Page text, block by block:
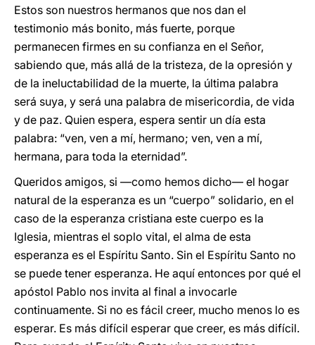
Estos son nuestros hermanos que nos dan el
testimonio más bonito, más fuerte, porque
permanecen firmes en su confianza en el Señor,
sabiendo que, más allá de la tristeza, de la opresión y
de la ineluctabilidad de la muerte, la última palabra
será suya, y será una palabra de misericordia, de vida
y de paz. Quien espera, espera sentir un día esta
palabra: “ven, ven a mí, hermano; ven, ven a mí,
hermana, para toda la eternidad”.
Queridos amigos, si —como hemos dicho— el hogar
natural de la esperanza es un “cuerpo” solidario, en el
caso de la esperanza cristiana este cuerpo es la
Iglesia, mientras el soplo vital, el alma de esta
esperanza es el Espíritu Santo. Sin el Espíritu Santo no
se puede tener esperanza. He aquí entonces por qué el
apóstol Pablo nos invita al final a invocarle
continuamente. Si no es fácil creer, mucho menos lo es
esperar. Es más difícil esperar que creer, es más difícil.